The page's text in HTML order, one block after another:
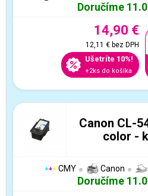
Doručíme
14,90 €
12,11 €bez DPH
Ušetríte 10%!
+2ks do košíka
Canon CL-
color -
CMY Canon
Doručíme